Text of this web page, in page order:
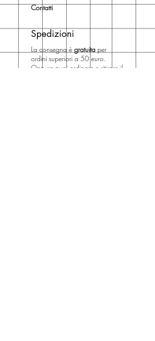
San Giovanni in Persiceto (BO).
Contatti
Spedizioni
La consegna è gratuita per
ordini superiori a 50 euro.
Oppure puoi ordinare e ritirare il